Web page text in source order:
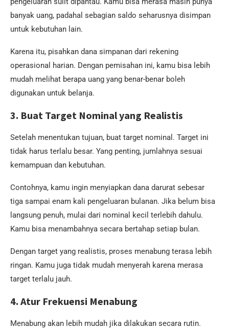
banyak uang, padahal sebagian saldo seharusnya disimpan
untuk kebutuhan lain.
Karena itu, pisahkan dana simpanan dari rekening
operasional harian. Dengan pemisahan ini, kamu bisa lebih
mudah melihat berapa uang yang benar-benar boleh
digunakan untuk belanja.
3. Buat Target Nominal yang Realistis
Setelah menentukan tujuan, buat target nominal. Target ini
tidak harus terlalu besar. Yang penting, jumlahnya sesuai
kemampuan dan kebutuhan.
Contohnya, kamu ingin menyiapkan dana darurat sebesar
tiga sampai enam kali pengeluaran bulanan. Jika belum bisa
langsung penuh, mulai dari nominal kecil terlebih dahulu.
Kamu bisa menambahnya secara bertahap setiap bulan.
Dengan target yang realistis, proses menabung terasa lebih
ringan. Kamu juga tidak mudah menyerah karena merasa
target terlalu jauh.
4. Atur Frekuensi Menabung
Menabung akan lebih mudah jika dilakukan secara rutin.